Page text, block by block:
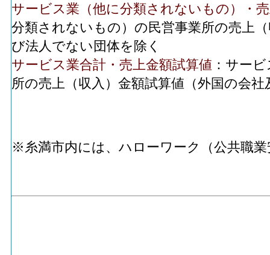
サービス業（他に分類されないもの）・
分類されないもの）の民営事業所の売上
び法人でない団体を除く
サービス業合計・売上金額試算値 ：サー
所の売上（収入）金額試算値（外国の会
※糸満市内には、ハローワーク（公共職